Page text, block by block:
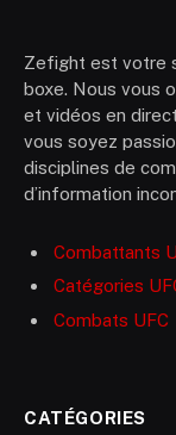
Zefight est votre
boxe. Nous vous
et vidéos en
vous soyez
disciplines de
d’information
Combattants
Catégories
Combats UFC
CATÉGORIES